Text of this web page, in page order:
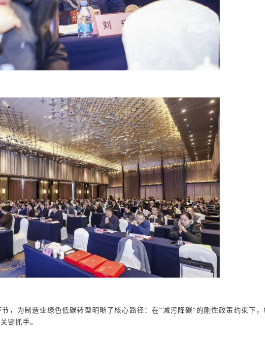
，为制造业绿色低碳转型明晰了核心路径：在“减污降碳”的刚性政策约束下，
键抓手。